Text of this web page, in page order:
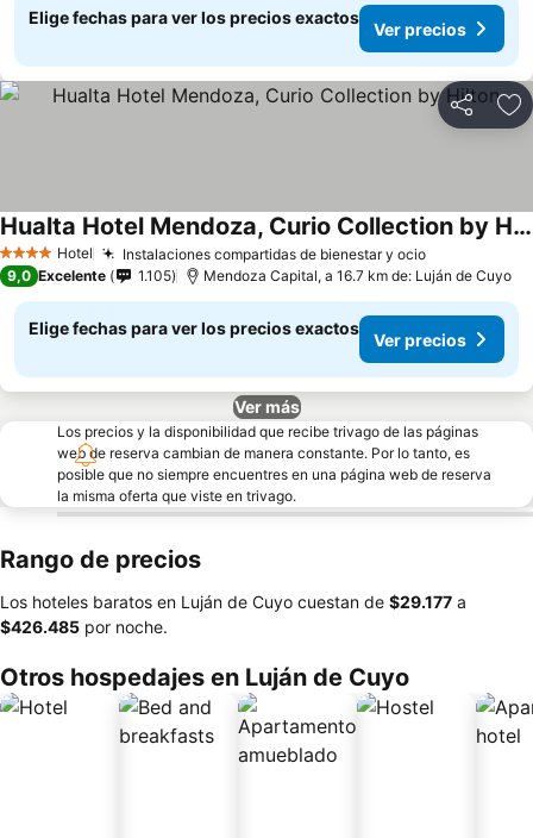
Elige fechas para ver los precios exactos
Ver precios
Compartir
4 EstrellasHotel Instalaciones compartidas de bienestar y ocio
Hualta Hotel Mendoza, Curio Collection by Hilton
9,0 Excelente 1.105 Mendoza Capital, a 16.7 km de: Luján de Cuyo
Elige fechas para ver los precios exactos
Ver precios
Ver más
Los precios y la disponibilidad que recibe trivago de las páginas
web de reserva cambian de manera constante. Por lo tanto, es
posible que no siempre encuentres en una página web de reserva
la misma oferta que viste en trivago.
Rango de precios
Los hoteles baratos en Luján de Cuyo cuestan de ‎$29.177 a
‎$426.485 por noche.
Otros hospedajes en Luján de Cuyo